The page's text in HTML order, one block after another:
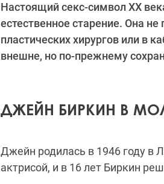
Настоящий секс-символ XX
естественное старение. Она
пластических хирургов или в
внешне, но по-прежнему
ДЖЕЙН БИРКИН В
Джейн родилась в 1946 году в
актрисой, и в 16 лет Биркин